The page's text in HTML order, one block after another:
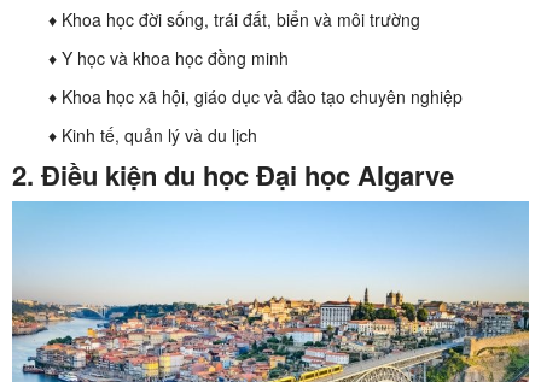
♦ Khoa học đời sống, trái đất, biển và môi trường
♦ Y học và khoa học đồng minh
♦ Khoa học xã hội, giáo dục và đào tạo chuyên nghiệp
♦ Kinh tế, quản lý và du lịch
2. Điều kiện du học Đại học Algarve